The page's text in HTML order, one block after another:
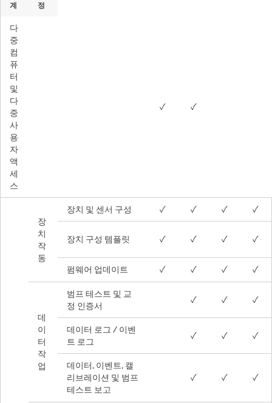
계
정
다
중
컴
퓨
터
및
다
중
사
용
자
액
세
스
✓ ✓
장
치
작
동
장치 및 센서 구성 ✓ ✓ ✓ ✓
장치 구성 템플릿 ✓ ✓ ✓ ✓
펌웨어 업데이트 ✓ ✓ ✓ ✓
데
이
터
작
업
범프 테스트 및 교
정 인증서
✓ ✓ ✓
데이터 로그 / 이벤
트 로그
✓ ✓ ✓
데이터, 이벤트, 캘
리브레이션 및 범프
테스트 보고
✓ ✓ ✓